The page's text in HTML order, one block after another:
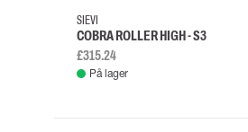
SIEVI
COBRA ROLLER HIGH - S3
£315.24
På lager